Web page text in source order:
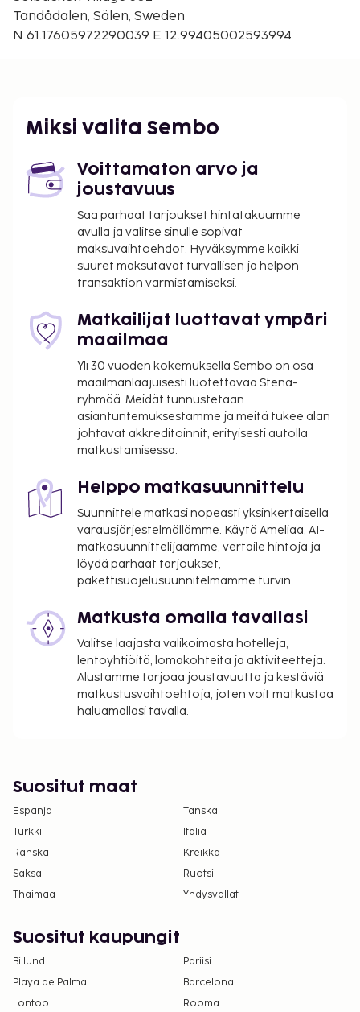
seurassa.
Lähin hissi ja rinteet ovat Rukalla. Etäisyys
Tandådalen, Sälen, Sweden
N 61.17605972290039 E 12.99405002593994
Miksi valita Sembo
Voittamaton arvo ja
joustavuus
Saa parhaat tarjoukset hintatakuumme
avulla ja valitse sinulle sopivat
maksuvaihtoehdot. Hyväksymme kaikki
suuret maksutavat turvallisen ja helpon
transaktion varmistamiseksi.
Matkailijat luottavat ympäri
maailmaa
Yli 30 vuoden kokemuksella Sembo on osa
maailmanlaajuisesti luotettavaa Stena-
ryhmää. Meidät tunnustetaan
asiantuntemuksestamme ja meitä tukee alan
johtavat akkreditoinnit, erityisesti autolla
matkustamisessa.
Helppo matkasuunnittelu
Suunnittele matkasi nopeasti yksinkertaisella
varausjärjestelmällämme. Käytä Ameliaa, AI-
matkasuunnittelijaamme, vertaile hintoja ja
löydä parhaat tarjoukset,
pakettisuojelusuunnitelmamme turvin.
Matkusta omalla tavallasi
Valitse laajasta valikoimasta hotelleja,
lentoyhtiöitä, lomakohteita ja aktiviteetteja.
Alustamme tarjoaa joustavuutta ja kestäviä
matkustusvaihtoehtoja, joten voit matkustaa
haluamallasi tavalla.
Suositut maat
Espanja
Tanska
Turkki
Italia
Ranska
Kreikka
Saksa
Ruotsi
Thaimaa
Yhdysvallat
Suositut kaupungit
Billund
Pariisi
Playa de Palma
Barcelona
Lontoo
Rooma